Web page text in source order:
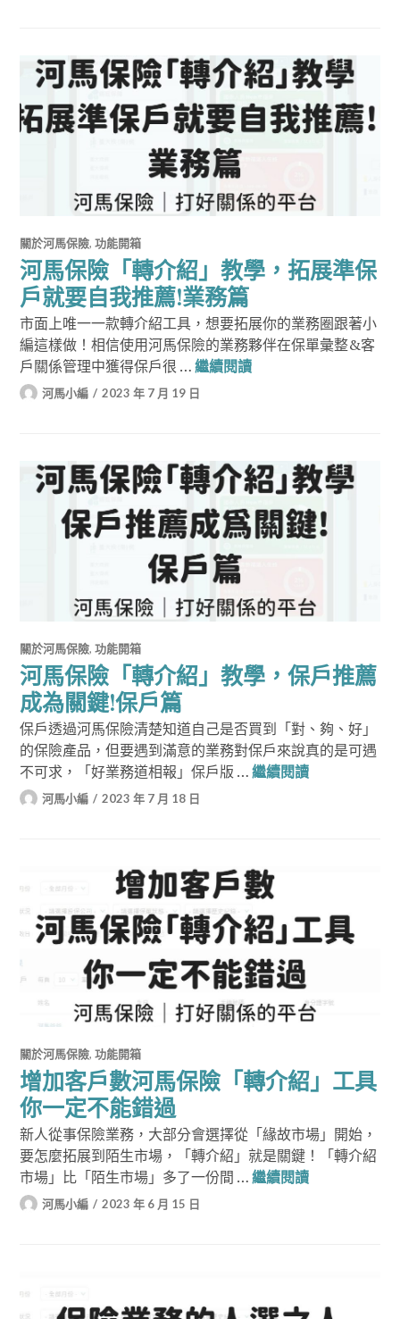
關於河馬保險,功能開箱
河馬保險「轉介紹」教學，拓展準保
戶就要自我推薦!業務篇
市面上唯一一款轉介紹工具，想要拓展你的業務圈跟著小
編這樣做！相信使用河馬保險的業務夥伴在保單彙整&客
戶關係管理中獲得保戶很 …繼續閱讀河馬保險「轉介紹」
河馬小編 2023 年 7 月 19 日
關於河馬保險,功能開箱
河馬保險「轉介紹」教學，保戶推薦
成為關鍵!保戶篇
保戶透過河馬保險清楚知道自己是否買到「對、夠、好」
的保險產品，但要遇到滿意的業務對保戶來說真的是可遇
不可求，「好業務道相報」保戶版 …繼續閱讀河馬保險「轉
河馬小編 2023 年 7 月 18 日
關於河馬保險,功能開箱
增加客戶數河馬保險「轉介紹」工具
你一定不能錯過
新人從事保險業務，大部分會選擇從「緣故市場」開始，
要怎麼拓展到陌生市場，「轉介紹」就是關鍵！「轉介紹
市場」比「陌生市場」多了一份間 …繼續閱讀增加客戶數河
河馬小編 2023 年 6 月 15 日